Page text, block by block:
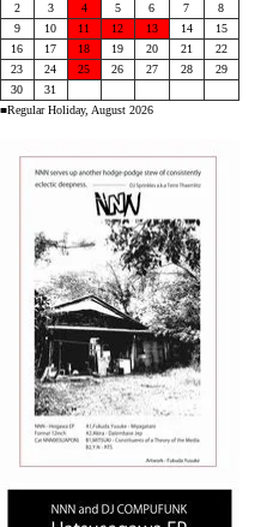
2
3 4 5 6 7
8
9
10 11 12 13 14
15
16
17 18 19 20 21
22
23
24 25 26 27 28
29
30
31
■Regular Holiday, August 2026